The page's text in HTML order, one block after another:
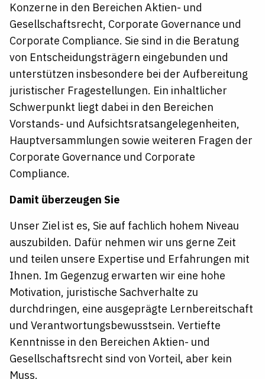
Konzerne in den Bereichen Aktien- und
Gesellschaftsrecht, Corporate Governance und
Corporate Compliance. Sie sind in die Beratung
von Entscheidungsträgern eingebunden und
unterstützen insbesondere bei der Aufbereitung
juristischer Fragestellungen. Ein inhaltlicher
Schwerpunkt liegt dabei in den Bereichen
Vorstands- und Aufsichtsratsangelegenheiten,
Hauptversammlungen sowie weiteren Fragen der
Corporate Governance und Corporate
Compliance.
Damit überzeugen Sie
Unser Ziel ist es, Sie auf fachlich hohem Niveau
auszubilden. Dafür nehmen wir uns gerne Zeit
und teilen unsere Expertise und Erfahrungen mit
Ihnen. Im Gegenzug erwarten wir eine hohe
Motivation, juristische Sachverhalte zu
durchdringen, eine ausgeprägte Lernbereitschaft
und Verantwortungsbewusstsein. Vertiefte
Kenntnisse in den Bereichen Aktien- und
Gesellschaftsrecht sind von Vorteil, aber kein
Muss.